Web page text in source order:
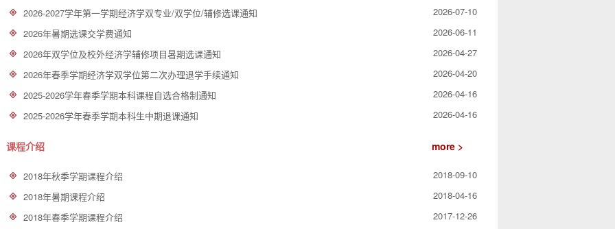
2026-2027学年第一学期经济学双专业/双学位/辅修选课通知
2026-07-10
2026年暑期选课交学费通知
2026-06-11
2026年双学位及校外经济学辅修项目暑期选课通知
2026-04-27
2026年春季学期经济学双学位第二次办理退学手续通知
2026-04-20
2025-2026学年春季学期本科课程自选合格制通知
2026-04-16
2025-2026学年春季学期本科生中期退课通知
2026-04-16
课程介绍 more >
2018年秋季学期课程介绍
2018-09-10
2018年暑期课程介绍
2018-04-16
2018年春季学期课程介绍
2017-12-26